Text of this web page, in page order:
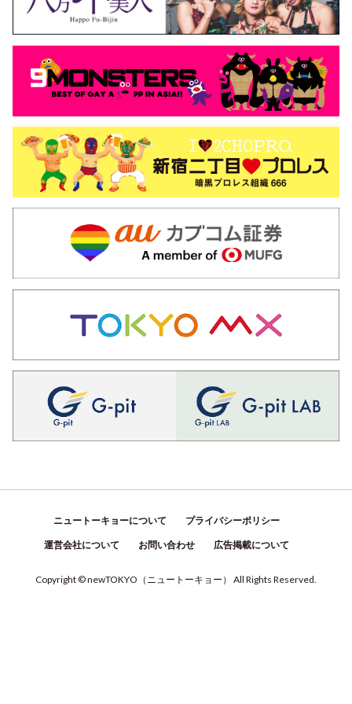
ニュートーキョーについて プライバシーポリシー
運営会社について お問い合わせ 広告掲載について
Copyright © newTOKYO （ ニュートーキョー ） All Rights Reserved.